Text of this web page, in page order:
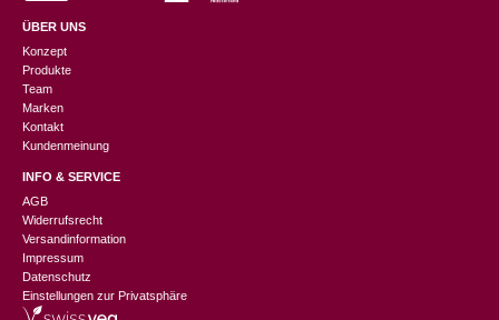
ÜBER UNS
Konzept
Produkte
Team
Marken
Kontakt
Kundenmeinung
INFO & SERVICE
AGB
Widerrufsrecht
Versandinformation
Impressum
Datenschutz
Einstellungen zur Privatsphäre